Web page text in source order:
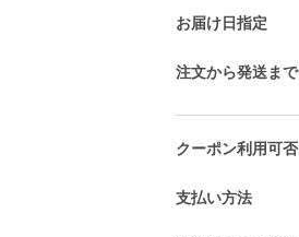
お届け日指定
注文から発送まで
クーポン利用可否
支払い方法